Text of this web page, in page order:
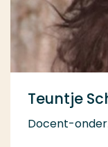
Teuntje
Docent-